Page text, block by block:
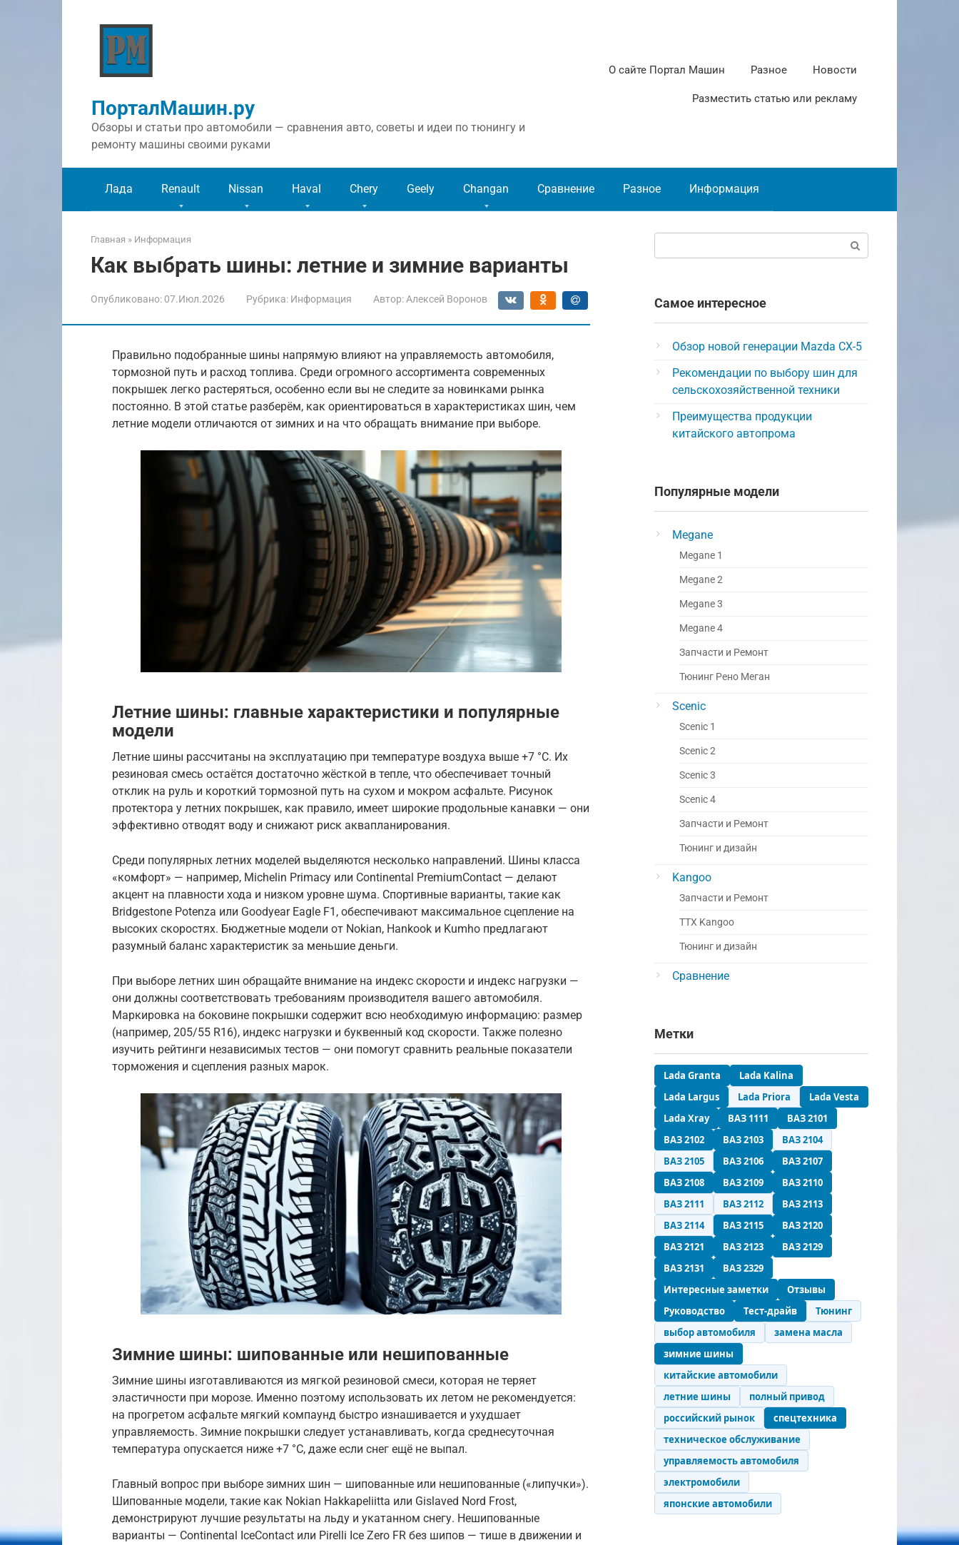
ПорталМашин.ру
Обзоры и статьи про автомобили — сравнения авто, советы и идеи по тюнингу и
ремонту машины своими руками
О сайте Портал Машин Разное Новости
Разместить статью или рекламу
Лада Renault Nissan Haval Chery Geely Changan Сравнение Разное Информация
Главная » Информация
Как выбрать шины: летние и зимние варианты
Опубликовано: 07.Июл.2026 Рубрика: Информация Автор: Алексей Воронов
Правильно подобранные шины напрямую влияют на управляемость автомобиля,
тормозной путь и расход топлива. Среди огромного ассортимента современных
покрышек легко растеряться, особенно если вы не следите за новинками рынка
постоянно. В этой статье разберём, как ориентироваться в характеристиках шин, чем
летние модели отличаются от зимних и на что обращать внимание при выборе.
Летние шины: главные характеристики и популярные
модели
Летние шины рассчитаны на эксплуатацию при температуре воздуха выше +7 °C. Их
резиновая смесь остаётся достаточно жёсткой в тепле, что обеспечивает точный
отклик на руль и короткий тормозной путь на сухом и мокром асфальте. Рисунок
протектора у летних покрышек, как правило, имеет широкие продольные канавки — они
эффективно отводят воду и снижают риск аквапланирования.
Среди популярных летних моделей выделяются несколько направлений. Шины класса
«комфорт» — например, Michelin Primacy или Continental PremiumContact — делают
акцент на плавности хода и низком уровне шума. Спортивные варианты, такие как
Bridgestone Potenza или Goodyear Eagle F1, обеспечивают максимальное сцепление на
высоких скоростях. Бюджетные модели от Nokian, Hankook и Kumho предлагают
разумный баланс характеристик за меньшие деньги.
При выборе летних шин обращайте внимание на индекс скорости и индекс нагрузки —
они должны соответствовать требованиям производителя вашего автомобиля.
Маркировка на боковине покрышки содержит всю необходимую информацию: размер
(например, 205/55 R16), индекс нагрузки и буквенный код скорости. Также полезно
изучить рейтинги независимых тестов — они помогут сравнить реальные показатели
торможения и сцепления разных марок.
Зимние шины: шипованные или нешипованные
Зимние шины изготавливаются из мягкой резиновой смеси, которая не теряет
эластичности при морозе. Именно поэтому использовать их летом не рекомендуется:
на прогретом асфальте мягкий компаунд быстро изнашивается и ухудшает
управляемость. Зимние покрышки следует устанавливать, когда среднесуточная
температура опускается ниже +7 °C, даже если снег ещё не выпал.
Главный вопрос при выборе зимних шин — шипованные или нешипованные («липучки»).
Шипованные модели, такие как Nokian Hakkapeliitta или Gislaved Nord Frost,
демонстрируют лучшие результаты на льду и укатанном снегу. Нешипованные
варианты — Continental IceContact или Pirelli Ice Zero FR без шипов — тише в движении и
Самое интересное
Обзор новой генерации Mazda CX-5
Рекомендации по выбору шин для
сельскохозяйственной техники
Преимущества продукции
китайского автопрома
Популярные модели
Megane
Megane 1
Megane 2
Megane 3
Megane 4
Запчасти и Ремонт
Тюнинг Рено Меган
Scenic
Scenic 1
Scenic 2
Scenic 3
Scenic 4
Запчасти и Ремонт
Тюнинг и дизайн
Kangoo
Запчасти и Ремонт
ТТХ Kangoo
Тюнинг и дизайн
Сравнение
Метки
Lada Granta
Lada Kalina
Lada Largus
Lada Priora
Lada Vesta
Lada Xray
ВАЗ 1111
ВАЗ 2101
ВАЗ 2102
ВАЗ 2103
ВАЗ 2104
ВАЗ 2105
ВАЗ 2106
ВАЗ 2107
ВАЗ 2108
ВАЗ 2109
ВАЗ 2110
ВАЗ 2111
ВАЗ 2112
ВАЗ 2113
ВАЗ 2114
ВАЗ 2115
ВАЗ 2120
ВАЗ 2121
ВАЗ 2123
ВАЗ 2129
ВАЗ 2131
ВАЗ 2329
Интересные заметки
Отзывы
Руководство
Тест-драйв
Тюнинг
выбор автомобиля
замена масла
зимние шины
китайские автомобили
летние шины
полный привод
российский рынок
спецтехника
техническое обслуживание
управляемость автомобиля
электромобили
японские автомобили